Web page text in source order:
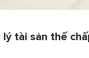
lý tài sản thế